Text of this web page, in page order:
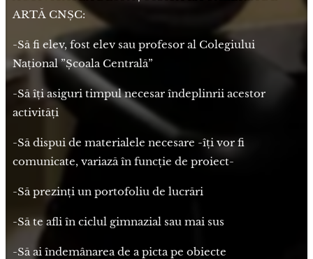
ARTĂ CNȘC:
-Să fi elev, fost elev sau profesor al Colegiului
Național ”Școala Centrală”
-Să îți asiguri timpul necesar îndeplinrii acestor
activități
-Să dispui de materialele necesare -îți vor fi
comunicate, variază în funcție de proiect-
-Să prezinți un portofoliu de lucrări
-Să te afli în ciclul gimnazial sau mai sus
-Să ai îndemânarea de a picta pe obiecte